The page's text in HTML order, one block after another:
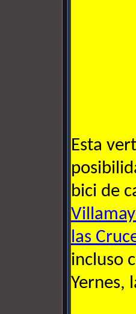
Esta
bici de
las
incluso
Yernes,